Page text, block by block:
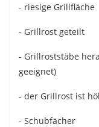
- riesige Grillfläche
- Grillrost geteilt
- Grillroststäbe
geeignet)
- der Grillrost ist
- Schubfächer